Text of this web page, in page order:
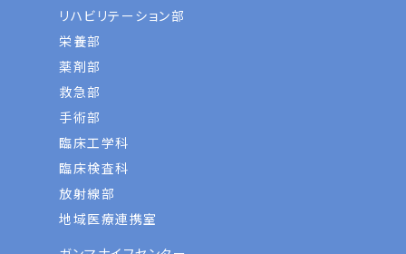
リハビリテーション部
栄養部
薬剤部
救急部
手術部
臨床工学科
臨床検査科
放射線部
地域医療連携室